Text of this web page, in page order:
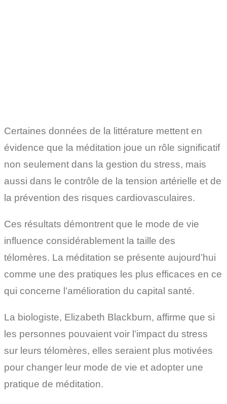
Certaines données de la littérature mettent en
évidence que la méditation joue un rôle significatif
non seulement dans la gestion du stress, mais
aussi dans le contrôle de la tension artérielle et de
la prévention des risques cardiovasculaires.
Ces résultats démontrent que le mode de vie
influence considérablement la taille des
télomères. La méditation se présente aujourd’hui
comme une des pratiques les plus efficaces en ce
qui concerne l’amélioration du capital santé.
La biologiste, Elizabeth Blackburn, affirme que si
les personnes pouvaient voir l’impact du stress
sur leurs télomères, elles seraient plus motivées
pour changer leur mode de vie et adopter une
pratique de méditation.